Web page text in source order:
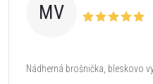
MV
Nádherná brošnička, bleskovo